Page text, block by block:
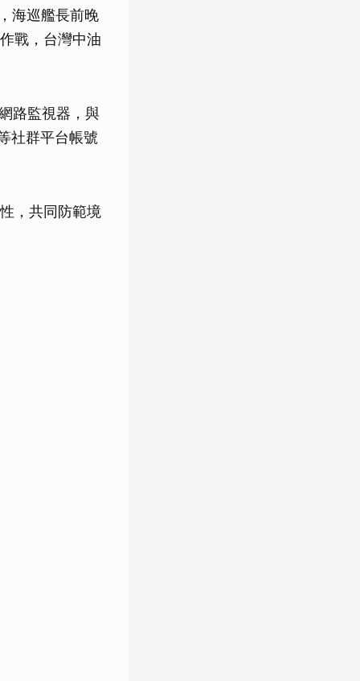
海巡艦長前晚
戰，台灣中油
路監視器，與
社群平台帳號
，共同防範境